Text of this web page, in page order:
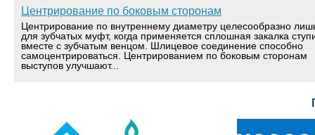
Центрирование по боковым сторонам
Центрирование по внутреннему диаметру целесообразно
для зубчатых муфт, когда применяется сплошная закалка
вместе с зубчатым венцом. Шлицевое соединение способно
самоцентрироваться. Центрированием по боковым сторонам
выступов улучшают...